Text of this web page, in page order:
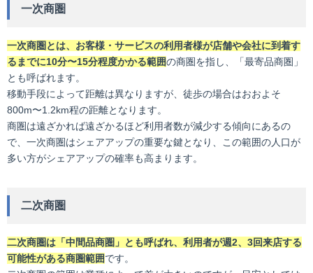
一次商圏
一次商圏とは、お客様・サービスの利用者様が店舗や会社に到着す
るまでに10分〜15分程度かかる範囲の商圏を指し、「最寄品商圏」
とも呼ばれます。
移動手段によって距離は異なりますが、徒歩の場合はおおよそ
800m〜1.2km程の距離となります。
商圏は遠ざかれば遠ざかるほど利用者数が減少する傾向にあるの
で、一次商圏はシェアアップの重要な鍵となり、この範囲の人口が
多い方がシェアアップの確率も高まります。
二次商圏
二次商圏は「中間品商圏」とも呼ばれ、利用者が週2、3回来店する
可能性がある商圏範囲です。